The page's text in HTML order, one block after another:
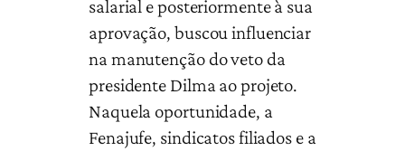
salarial e posteriormente à sua
aprovação, buscou influenciar
na manutenção do veto da
presidente Dilma ao projeto.
Naquela oportunidade, a
Fenajufe, sindicatos filiados e a